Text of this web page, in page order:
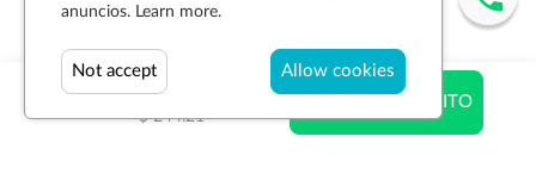
$ 244.21
$ 244.21
AÑADIR AL CARRITO
anuncios. Learn more.
Allow cookies
Not accept